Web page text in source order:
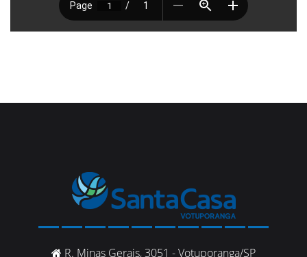
R. Minas Gerais, 3051 - Votuporanga/SP